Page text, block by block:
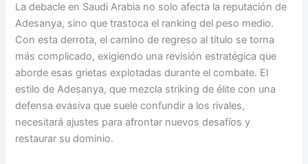
La debacle en Saudi Arabia no solo afecta la reputación de
Adesanya, sino que trastoca el ranking del peso medio.
Con esta derrota, el camino de regreso al título se torna
más complicado, exigiendo una revisión estratégica que
aborde esas grietas explotadas durante el combate. El
estilo de Adesanya, que mezcla striking de élite con una
defensa evasiva que suele confundir a los rivales,
necesitará ajustes para afrontar nuevos desafíos y
restaurar su dominio.